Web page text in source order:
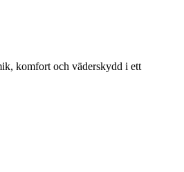
komfort och väderskydd i ett